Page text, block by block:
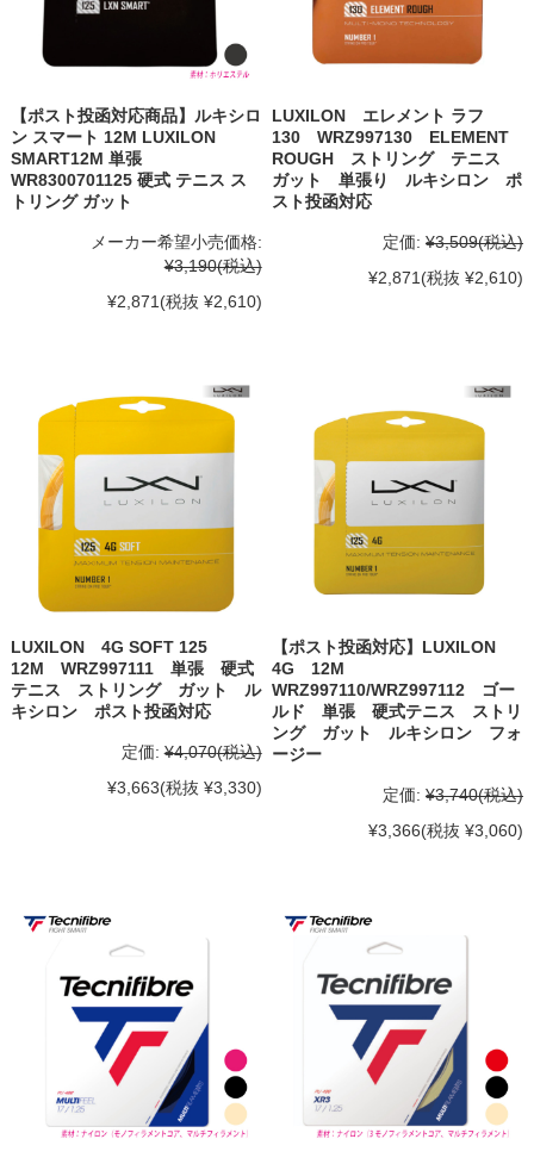
【ポスト投函対応商品】ルキシロ
ン スマート 12M LUXILON
SMART12M 単張
WR8300701125 硬式 テニス ス
トリング ガット
メーカー希望小売価格:
¥3,190(税込)
¥2,871 (税抜 ¥2,610)
LUXILON エレメント ラフ
130 WRZ997130 ELEMENT
ROUGH ストリング テニス
ガット 単張り ルキシロン ポ
スト投函対応
定価: ¥3,509(税込)
¥2,871 (税抜 ¥2,610)
LUXILON 4G SOFT 125
12M WRZ997111 単張 硬式
テニス ストリング ガット ル
キシロン ポスト投函対応
定価: ¥4,070(税込)
¥3,663(税抜 ¥3,330)
【ポスト投函対応】LUXILON
4G 12M
WRZ997110/WRZ997112 ゴー
ルド 単張 硬式テニス ストリ
ング ガット ルキシロン フォ
ージー
定価: ¥3,740(税込)
¥3,366(税抜 ¥3,060)